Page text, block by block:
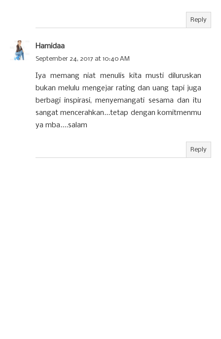
Reply
Hamidaa
September 24, 2017 at 10:40 AM
Iya memang niat menulis kita musti diluruskan
bukan melulu mengejar rating dan uang tapi juga
berbagi inspirasi, menyemangati sesama dan itu
sangat mencerahkan...tetap dengan komitmenmu
ya mba....salam
Reply